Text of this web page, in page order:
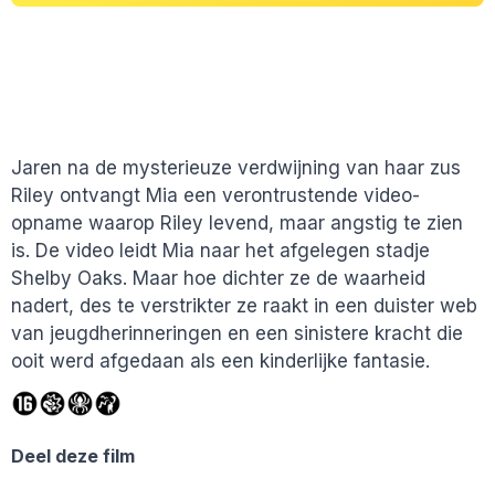
Jaren na de mysterieuze verdwijning van haar zus
Riley ontvangt Mia een verontrustende video-
opname waarop Riley levend, maar angstig te zien
is. De video leidt Mia naar het afgelegen stadje
Shelby Oaks. Maar hoe dichter ze de waarheid
nadert, des te verstrikter ze raakt in een duister web
van jeugdherinneringen en een sinistere kracht die
ooit werd afgedaan als een kinderlijke fantasie.
Deel deze film